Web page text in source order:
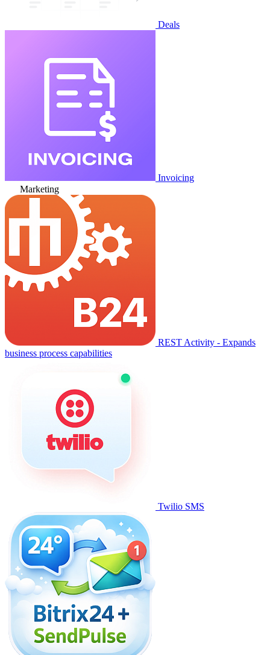
Deals
Invoicing
Marketing
REST Activity - Expands
business process capabilities
Twilio SMS